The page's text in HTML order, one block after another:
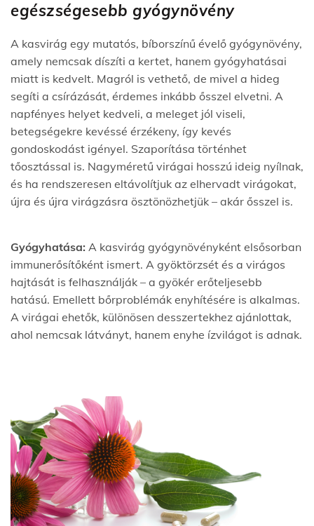
egészségesebb gyógynövény
A kasvirág egy mutatós, bíborszínű évelő gyógynövény,
amely nemcsak díszíti a kertet, hanem gyógyhatásai
miatt is kedvelt. Magról is vethető, de mivel a hideg
segíti a csírázását, érdemes inkább ősszel elvetni. A
napfényes helyet kedveli, a meleget jól viseli,
betegségekre kevéssé érzékeny, így kevés
gondoskodást igényel. Szaporítása történhet
tőosztással is. Nagyméretű virágai hosszú ideig nyílnak,
és ha rendszeresen eltávolítjuk az elhervadt virágokat,
újra és újra virágzásra ösztönözhetjük – akár ősszel is.
Gyógyhatása: A kasvirág gyógynövényként elsősorban
immunerősítőként ismert. A gyöktörzsét és a virágos
hajtását is felhasználják – a gyökér erőteljesebb
hatású. Emellett bőrproblémák enyhítésére is alkalmas.
A virágai ehetők, különösen desszertekhez ajánlottak,
ahol nemcsak látványt, hanem enyhe ízvilágot is adnak.